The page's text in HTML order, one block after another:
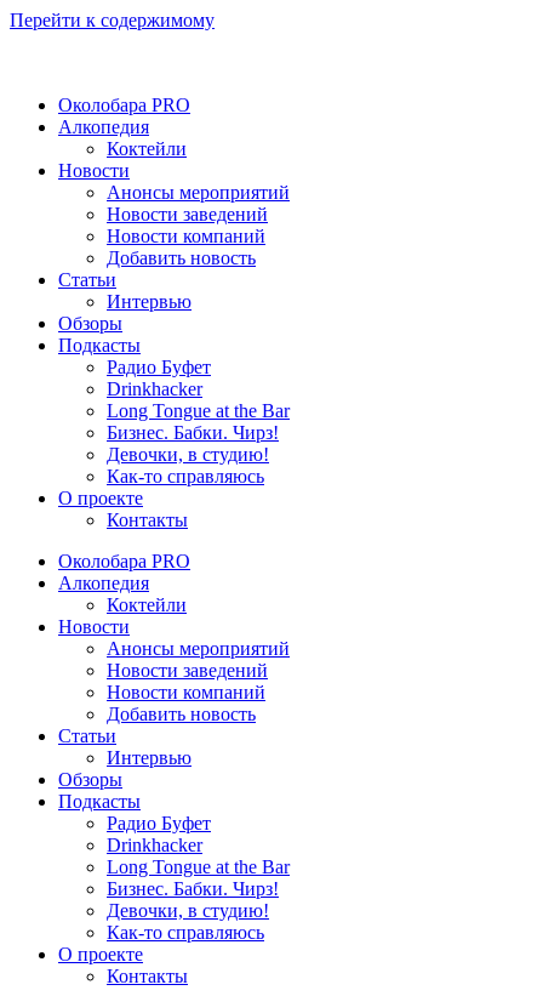
Перейти к содержимому
Околобара PRO
Алкопедия
Коктейли
Новости
Анонсы мероприятий
Новости заведений
Новости компаний
Добавить новость
Статьи
Интервью
Обзоры
Подкасты
Радио Буфет
Drinkhacker
Long Tongue at the Bar
Бизнес. Бабки. Чирз!
Девочки, в студию!
Как-то справляюсь
О проекте
Контакты
Околобара PRO
Алкопедия
Коктейли
Новости
Анонсы мероприятий
Новости заведений
Новости компаний
Добавить новость
Статьи
Интервью
Обзоры
Подкасты
Радио Буфет
Drinkhacker
Long Tongue at the Bar
Бизнес. Бабки. Чирз!
Девочки, в студию!
Как-то справляюсь
О проекте
Контакты